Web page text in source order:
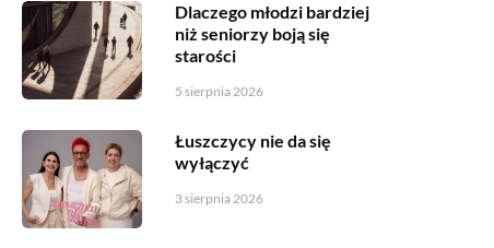
Dlaczego młodzi bardziej
niż seniorzy boją się
starości
5 sierpnia 2026
Łuszczycy nie da się
wyłączyć
3 sierpnia 2026